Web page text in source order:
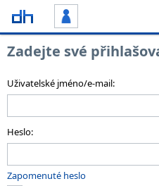
Zadejte své
Uživatelské jméno/e-mail:
Heslo:
Zapomenuté heslo